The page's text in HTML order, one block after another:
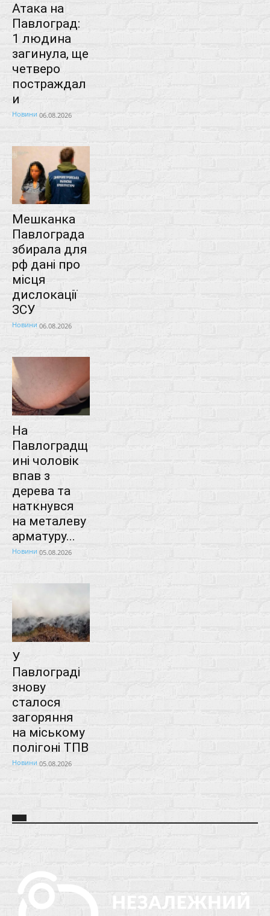
Атака на
Павлоград:
1 людина
загинула, ще
четверо
постраждал
и
Новини 06.08.2026
Мешканка
Павлограда
збирала для
рф дані про
місця
дислокації
ЗСУ
Новини 06.08.2026
На
Павлоградщ
ині чоловік
впав з
дерева та
наткнувся
на металеву
арматуру...
Новини 05.08.2026
У
Павлограді
знову
сталося
загоряння
на міському
полігоні ТПВ
Новини 05.08.2026